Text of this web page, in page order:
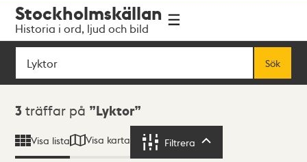
navigationen
huvudinnehållet
Stockholmskällan
Historia i ord, ljud och bild
Sök
Sök
Sökresultat
3 träffar på Lyktor
Visa lista Visa karta Filtrera